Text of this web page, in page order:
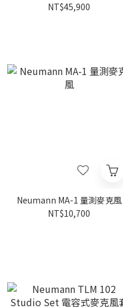
NT$45,900
Neumann MA-1 量測麥克風
NT$10,700